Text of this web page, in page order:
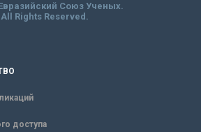
Союз Ученых.
All Rights Reserved.
доступа